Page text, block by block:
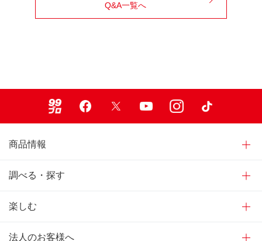
Q&A一覧へ
商品情報
調べる・探す
楽しむ
法人のお客様へ